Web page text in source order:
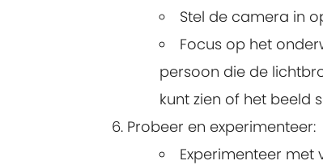
Stel de camera in
Focus op het
persoon die de
kunt zien of het beeld
Probeer en experimenteer:
Experimenteer met